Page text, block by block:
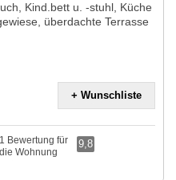
Kind.bett u. -stuhl, Küche
überdachte Terrasse
+ Wunschliste
1 Bewertung für
die Wohnung
9,8